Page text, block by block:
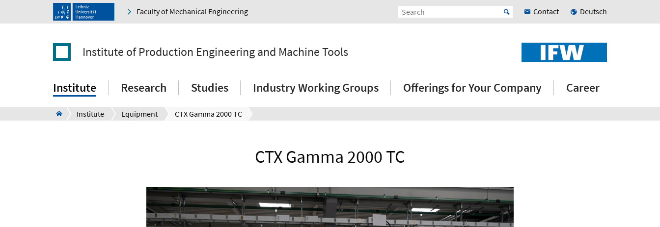
Faculty of Mechanical Engineering Contact Deutsch
Institute of Production Engineering and Machine Tools
Institute Research Studies Industry Working Groups Offerings for Your Company Career
Institute Equipment CTX Gamma 2000 TC
CTX Gamma 2000 TC